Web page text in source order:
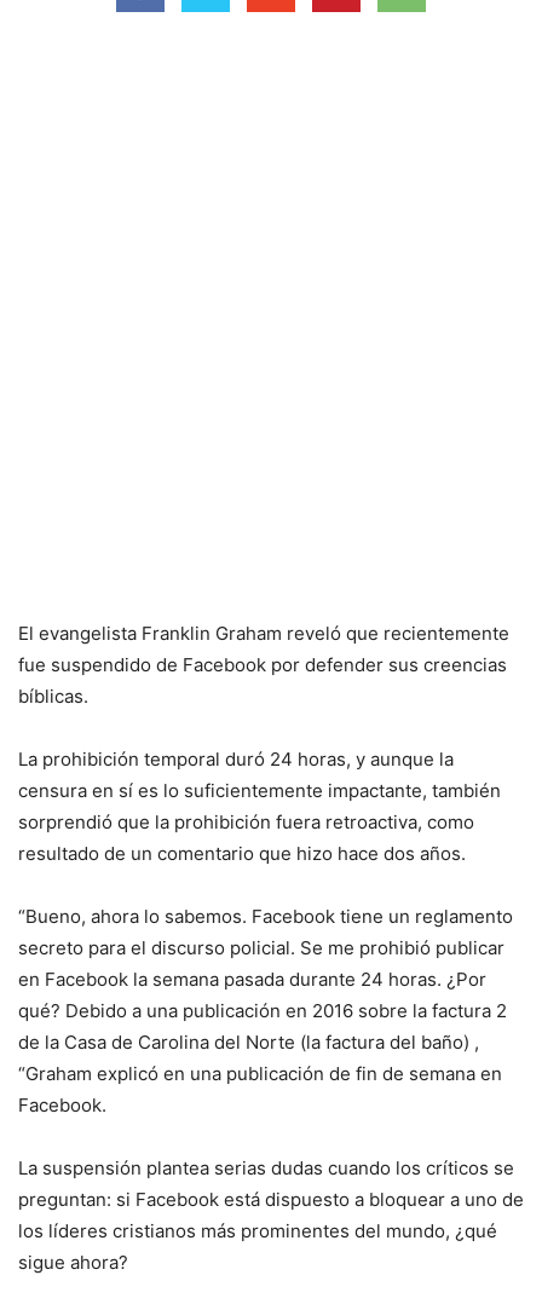
El evangelista Franklin Graham reveló que recientemente
fue suspendido de Facebook por defender sus creencias
bíblicas.
La prohibición temporal duró 24 horas, y aunque la
censura en sí es lo suficientemente impactante, también
sorprendió que la prohibición fuera retroactiva, como
resultado de un comentario que hizo hace dos años.
“Bueno, ahora lo sabemos. Facebook tiene un reglamento
secreto para el discurso policial. Se me prohibió publicar
en Facebook la semana pasada durante 24 horas. ¿Por
qué? Debido a una publicación en 2016 sobre la factura 2
de la Casa de Carolina del Norte (la factura del baño) ,
“Graham explicó en una publicación de fin de semana en
Facebook.
La suspensión plantea serias dudas cuando los críticos se
preguntan: si Facebook está dispuesto a bloquear a uno de
los líderes cristianos más prominentes del mundo, ¿qué
sigue ahora?